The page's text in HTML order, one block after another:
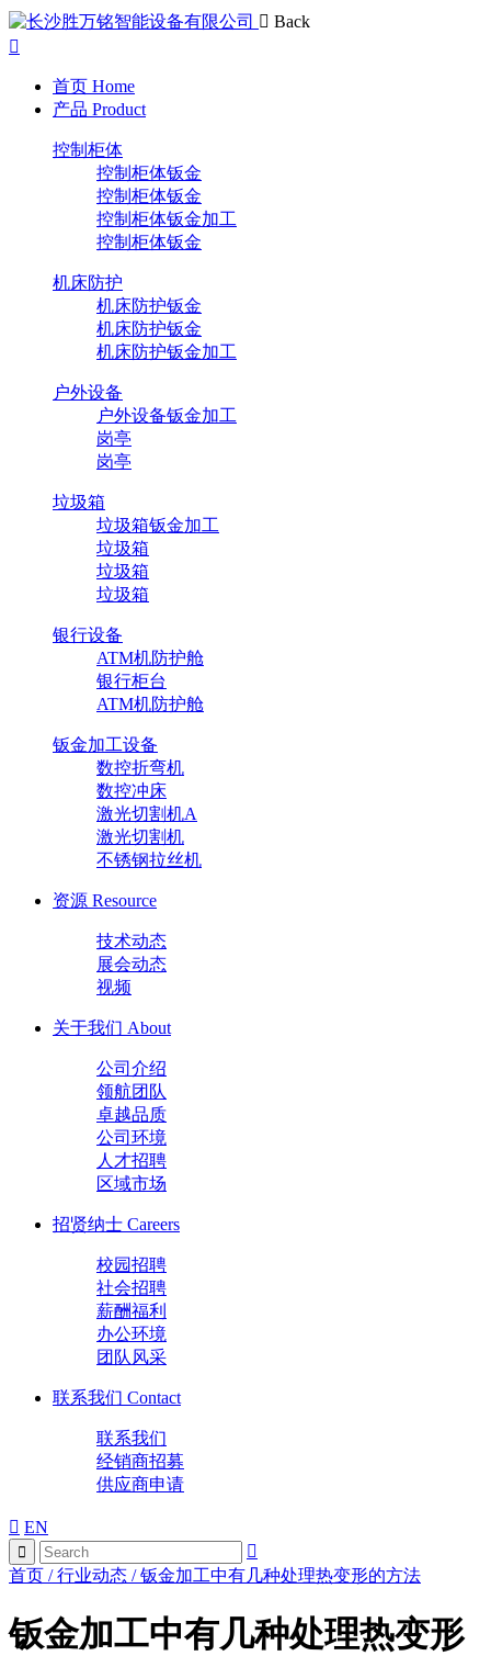
Back
首页 Home
产品 Product
控制柜体
控制柜体钣金
控制柜体钣金
控制柜体钣金加工
控制柜体钣金
机床防护
机床防护钣金
机床防护钣金
机床防护钣金加工
户外设备
户外设备钣金加工
岗亭
岗亭
垃圾箱
垃圾箱钣金加工
垃圾箱
垃圾箱
垃圾箱
银行设备
ATM机防护舱
银行柜台
ATM机防护舱
钣金加工设备
数控折弯机
数控冲床
激光切割机A
激光切割机
不锈钢拉丝机
资源 Resource
技术动态
展会动态
视频
关于我们 About
公司介绍
领航团队
卓越品质
公司环境
人才招聘
区域市场
招贤纳士 Careers
校园招聘
社会招聘
薪酬福利
办公环境
团队风采
联系我们 Contact
联系我们
经销商招募
供应商申请
EN
首页 /行业动态 /钣金加工中有几种处理热变形的方法
钣金加工中有几种处理热变形